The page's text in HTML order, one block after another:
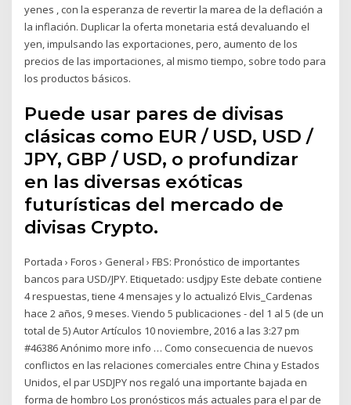
yenes , con la esperanza de revertir la marea de la deflación a
la inflación. Duplicar la oferta monetaria está devaluando el
yen, impulsando las exportaciones, pero, aumento de los
precios de las importaciones, al mismo tiempo, sobre todo para
los productos básicos.
Puede usar pares de divisas
clásicas como EUR / USD, USD /
JPY, GBP / USD, o profundizar
en las diversas exóticas
futurísticas del mercado de
divisas Crypto.
Portada › Foros › General › FBS: Pronóstico de importantes
bancos para USD/JPY. Etiquetado: usdjpy Este debate contiene
4 respuestas, tiene 4 mensajes y lo actualizó Elvis_Cardenas
hace 2 años, 9 meses. Viendo 5 publicaciones - del 1 al 5 (de un
total de 5) Autor Artículos 10 noviembre, 2016 a las 3:27 pm
#46386 Anónimo more info … Como consecuencia de nuevos
conflictos en las relaciones comerciales entre China y Estados
Unidos, el par USDJPY nos regaló una importante bajada en
forma de hombro Los pronósticos más actuales para el par de